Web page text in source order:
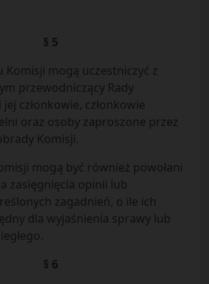
§ 5
Komisji mogą uczestniczyć z
przewodniczący Rady
członkowie, członkowie
oraz osoby zaproszone przez
Komisji.
mogą być również powołani
zasięgnięcia opinii lub
zagadnień, o ile ich
dla wyjaśnienia sprawy lub
§ 6